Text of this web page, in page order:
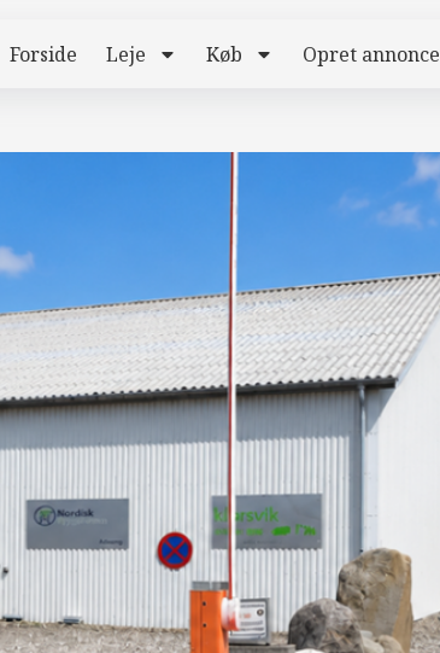
Forside Leje Køb Opret annonce